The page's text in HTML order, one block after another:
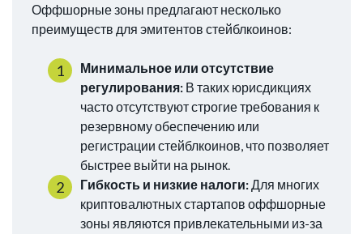
Оффшорные зоны предлагают несколько
преимуществ для эмитентов стейблкоинов:
Минимальное или отсутствие
регулирования: В таких юрисдикциях
часто отсутствуют строгие требования к
резервному обеспечению или
регистрации стейблкоинов, что позволяет
быстрее выйти на рынок.
Гибкость и низкие налоги:Для многих
криптовалютных стартапов оффшорные
зоны являются привлекательными из-за